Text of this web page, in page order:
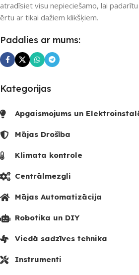
atradīsiet visu nepieciešamo, lai
ērtu ar tikai dažiem klikšķiem.
Padalies ar mums:
Kategorijas
Apgaismojums un
Mājas Drošība
Klimata kontrole
Centrālmezgli
Mājas Automatizācija
Robotika un DIY
Viedā sadzīves tehnika
Instrumenti